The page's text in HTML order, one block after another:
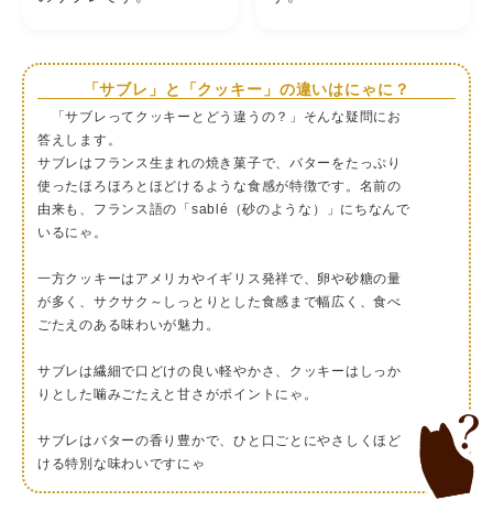
「サブレ」と「クッキー」の違いはにゃに？
「サブレってクッキーとどう違うの？」そんな疑問にお
答えします。
サブレはフランス生まれの焼き菓子で、バターをたっぷり
使ったほろほろとほどけるような食感が特徴です。名前の
由来も、フランス語の「sablé（砂のような）」にちなんで
いるにゃ。
一方クッキーはアメリカやイギリス発祥で、卵や砂糖の量
が多く、サクサク～しっとりとした食感まで幅広く、食べ
ごたえのある味わいが魅力。
サブレは繊細で口どけの良い軽やかさ、クッキーはしっか
りとした噛みごたえと甘さがポイントにゃ。
サブレはバターの香り豊かで、ひと口ごとにやさしくほど
ける特別な味わいですにゃ